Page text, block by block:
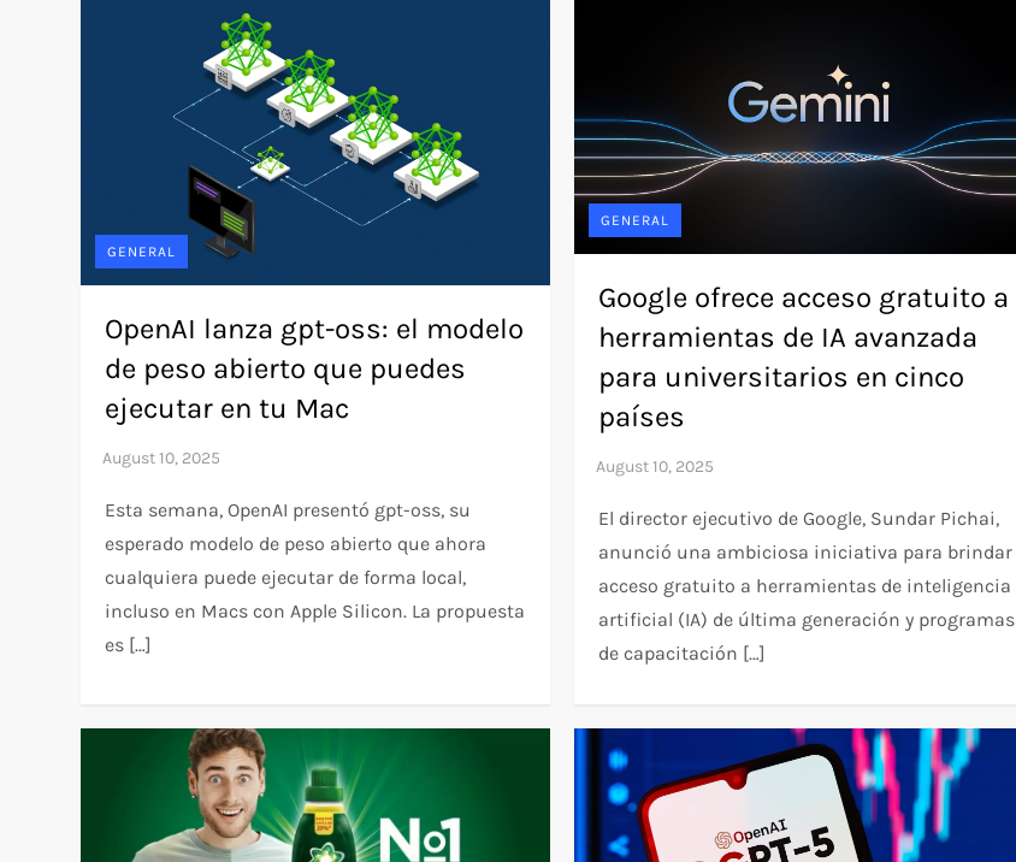
GENERAL
OpenAI lanza gpt-oss: el modelo
de peso abierto que puedes
ejecutar en tu Mac
Esta semana, OpenAI presentó gpt-oss, su
esperado modelo de peso abierto que ahora
cualquiera puede ejecutar de forma local,
incluso en Macs con Apple Silicon. La propuesta
es […]
GENERAL
Google ofrece acceso gratuito a
herramientas de IA avanzada
para universitarios en cinco
países
El director ejecutivo de Google, Sundar Pichai,
anunció una ambiciosa iniciativa para brindar
acceso gratuito a herramientas de inteligencia
artificial (IA) de última generación y programas
de capacitación […]